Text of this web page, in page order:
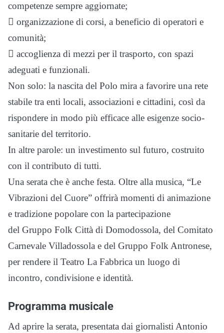
competenze sempre aggiornate;
 organizzazione di corsi, a beneficio di operatori e
comunità;
 accoglienza di mezzi per il trasporto, con spazi
adeguati e funzionali.
Non solo: la nascita del Polo mira a favorire una rete
stabile tra enti locali, associazioni e cittadini, così da
rispondere in modo più efficace alle esigenze socio-
sanitarie del territorio.
In altre parole: un investimento sul futuro, costruito
con il contributo di tutti.
Una serata che è anche festa. Oltre alla musica, “Le
Vibrazioni del Cuore” offrirà momenti di animazione
e tradizione popolare con la partecipazione
del Gruppo Folk Città di Domodossola, del Comitato
Carnevale Villadossola e del Gruppo Folk Antronese,
per rendere il Teatro La Fabbrica un luogo di
incontro, condivisione e identità.
Programma musicale
Ad aprire la serata, presentata dai giornalisti Antonio